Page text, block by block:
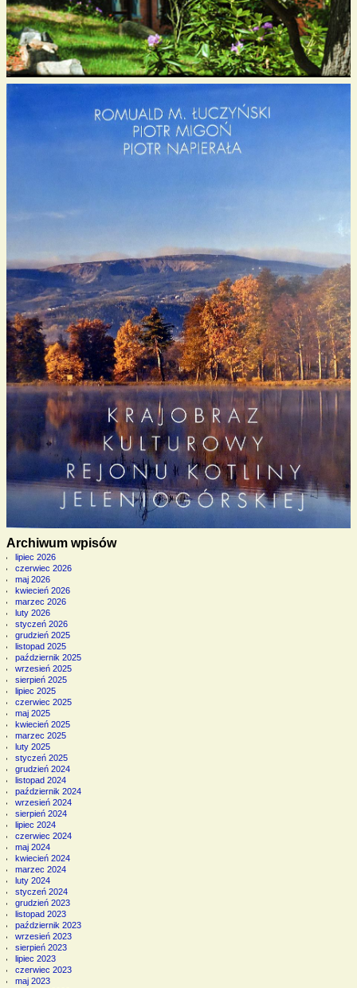
Archiwum wpisów
lipiec 2026
czerwiec 2026
maj 2026
kwiecień 2026
marzec 2026
luty 2026
styczeń 2026
grudzień 2025
listopad 2025
październik 2025
wrzesień 2025
sierpień 2025
lipiec 2025
czerwiec 2025
maj 2025
kwiecień 2025
marzec 2025
luty 2025
styczeń 2025
grudzień 2024
listopad 2024
październik 2024
wrzesień 2024
sierpień 2024
lipiec 2024
czerwiec 2024
maj 2024
kwiecień 2024
marzec 2024
luty 2024
styczeń 2024
grudzień 2023
listopad 2023
październik 2023
wrzesień 2023
sierpień 2023
lipiec 2023
czerwiec 2023
maj 2023